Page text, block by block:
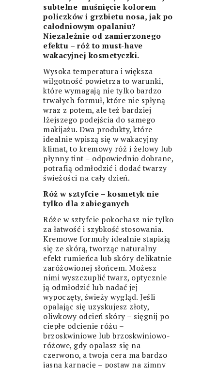
subtelne muśnięcie kolorem
policzków i grzbietu nosa, jak po
całodniowym opalaniu?
Niezależnie od zamierzonego
efektu – róż to must-have
wakacyjnej kosmetyczki.
Wysoka temperatura i większa
wilgotność powietrza to warunki,
które wymagają nie tylko bardzo
trwałych formuł, które nie spłyną
wraz z potem, ale też bardziej
lżejszego podejścia do samego
makijażu. Dwa produkty, które
idealnie wpiszą się w wakacyjny
klimat, to kremowy róż i żelowy lub
płynny tint – odpowiednio dobrane,
potrafią odmłodzić i dodać twarzy
świeżości na cały dzień.
Róż w sztyfcie – kosmetyk nie
tylko dla zabieganych
Róże w sztyfcie pokochasz nie tylko
za łatwość i szybkość stosowania.
Kremowe formuły idealnie stapiają
się ze skórą, tworząc naturalny
efekt rumieńca lub skóry delikatnie
zaróżowionej słońcem. Możesz
nimi wyszczuplić twarz, optycznie
ją odmłodzić lub nadać jej
wypoczęty, świeży wygląd. Jeśli
opalając się uzyskujesz złoty,
oliwkowy odcień skóry – sięgnij po
ciepłe odcienie różu –
brzoskwiniowe lub brzoskwiniowo-
różowe, gdy opalasz się na
czerwono, a twoja cera ma bardzo
jasną karnację – postaw na zimny